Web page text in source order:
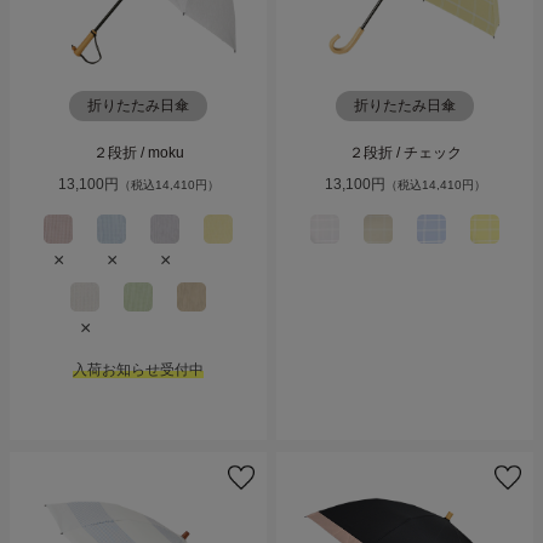
サイトポリシー
折りたたみ日傘
２段折 / moku
13,100円
（税込14,410円）
× × ×
×
入荷お知らせ受付中
折りたたみ日傘
２段折 / チェック
13,100円
（税込14,410円）